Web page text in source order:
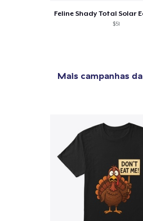
$51
Mais campanhas da